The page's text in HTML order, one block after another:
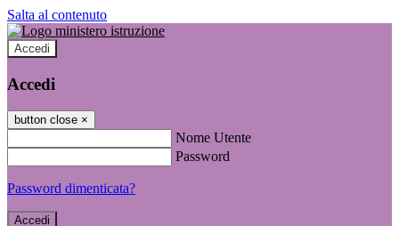
Salta al contenuto
Accedi
Accedi
button close ×
Nome Utente
Password
Password dimenticata?